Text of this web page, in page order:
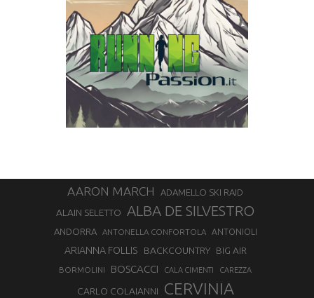
AARON MARCH ADAMELLO SKI RAID
ALAIN SELETTO ALBA DE SILVESTRO
ANDORRA ANTONELLA CONFORTOLA ANTONIOLI
ARIANNA FOLLIS BACKCOUNTRY BIG AIR
BORMOLINI BOSCACCI CALA CIMENTI CAREZZA
CARLO COLAIANNI CERVINIA